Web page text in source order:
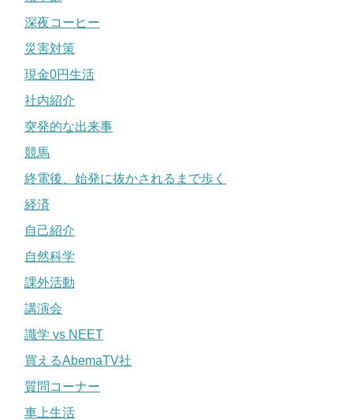
深夜コーヒー
災害対策
現金0円生活
社内紹介
突発的な出来事
競馬
終電後、始発に抜かされるまで歩く
経済
自己紹介
自然科学
課外活動
講演会
識学 vs NEET
買えるAbemaTV社
質問コーナー
車上生活